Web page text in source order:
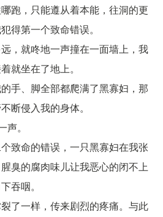
跑，只能遵从着本能，往洞的更
得第一个致命错误。
，就咚地一声撞在一面墙上，我
就坐在了地上。
手、脚全部都爬满了黑寡妇，那
断侵入我的身体。
声。
致命的错误，一只黑寡妇在我张
臭的腐肉味儿让我恶心的闭不上
吞咽。
了一样，传来剧烈的疼痛。与此